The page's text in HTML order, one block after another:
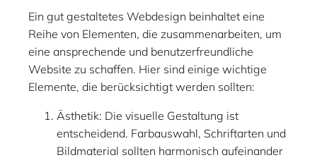
Ein gut gestaltetes Webdesign beinhaltet eine
Reihe von Elementen, die zusammenarbeiten, um
eine ansprechende und benutzerfreundliche
Website zu schaffen. Hier sind einige wichtige
Elemente, die berücksichtigt werden sollten:
Ästhetik: Die visuelle Gestaltung ist
entscheidend. Farbauswahl, Schriftarten und
Bildmaterial sollten harmonisch aufeinander